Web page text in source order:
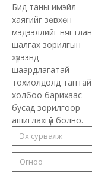
Бид таны имэйл
хаягийг зөвхөн
мэдээллийг нягтлан
шалгах зорилгын
хүрээнд
шаардлагатай
тохиолдолд тантай
холбоо барихаас
бусад зорилгоор
ашиглахгүй болно.